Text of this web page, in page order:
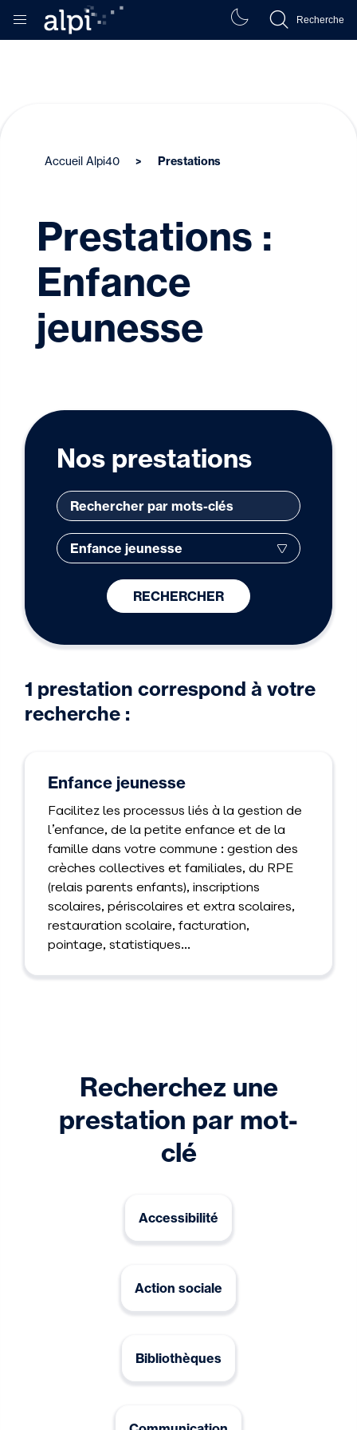
Recherche
Accueil Alpi40 Prestations
Prestations :
Enfance
jeunesse
Nos prestations
RECHERCHER
1 prestation correspond à votre
recherche :
Enfance jeunesse
Facilitez les processus liés à la gestion de
l’enfance, de la petite enfance et de la
famille dans votre commune : gestion des
crèches collectives et familiales, du RPE
(relais parents enfants), inscriptions
scolaires, périscolaires et extra scolaires,
restauration scolaire, facturation,
pointage, statistiques…
Recherchez une
prestation par mot-
clé
Accessibilité
Action sociale
Bibliothèques